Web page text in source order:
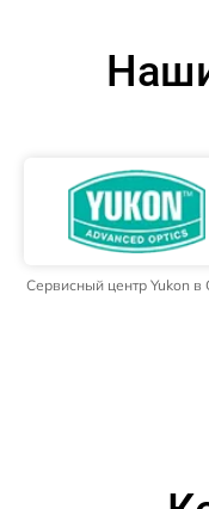
Сервисный центр Yukon в